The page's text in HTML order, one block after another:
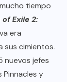
tiempo
of Exile 2:
era
sus cimientos.
nuevos jefes
y